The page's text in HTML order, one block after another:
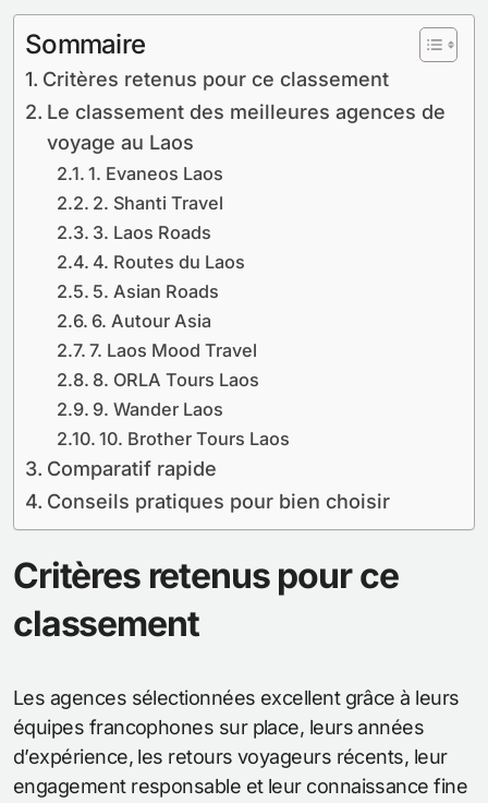
Sommaire
Critères retenus pour ce classement
Le classement des meilleures agences de
voyage au Laos
1. Evaneos Laos
2. Shanti Travel
3. Laos Roads
4. Routes du Laos
5. Asian Roads
6. Autour Asia
7. Laos Mood Travel
8. ORLA Tours Laos
9. Wander Laos
10. Brother Tours Laos
Comparatif rapide
Conseils pratiques pour bien choisir
Critères retenus pour ce
classement
Les agences sélectionnées excellent grâce à leurs
équipes francophones sur place, leurs années
d’expérience, les retours voyageurs récents, leur
engagement responsable et leur connaissance fine